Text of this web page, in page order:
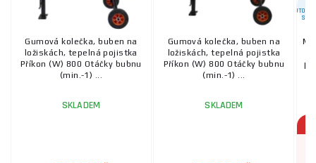
Gumová kolečka, buben na
ložiskách, tepelná pojistka
Příkon (W) 800 Otáčky bubnu
(min.-1) ...
SKLADEM
Gumová kolečka, buben na
ložiskách, tepelná pojistka
Příkon (W) 800 Otáčky bubnu
(min.-1) ...
SKLADEM